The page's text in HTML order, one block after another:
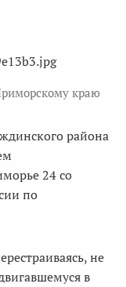
краю
района
24 со
по
не
в